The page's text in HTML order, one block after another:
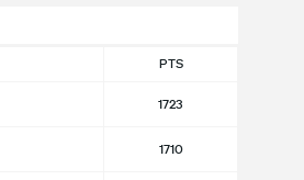
PTS
1723
1710